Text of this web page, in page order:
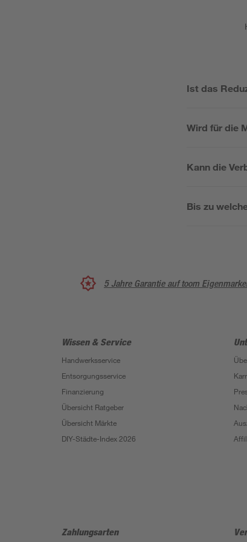
Ist das
Wird für die
Kann die
Bis zu
5 Jahre Garantie auf toom
Wissen & Service
Handwerksservice
Entsorgungsservice
Finanzierung
Übersicht Ratgeber
Übersicht Märkte
DIY-Städte-Index 2026
Zahlungsarten